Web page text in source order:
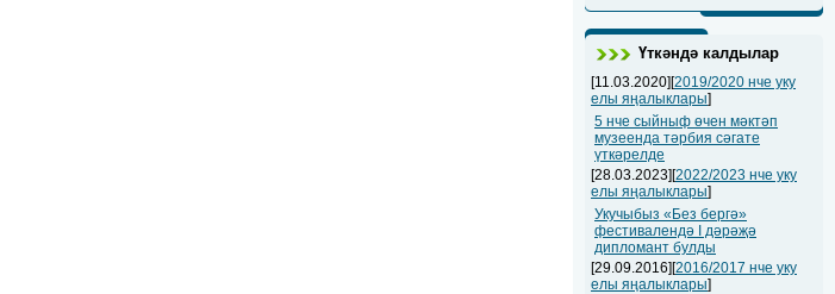
Үткәндә калдылар
[11.03.2020][2019/2020 нче уку
елы яңалыклары]
5 нче сыйныф өчен мәктәп
музеенда тәрбия сәгате
үткәрелде
[28.03.2023][2022/2023 нче уку
елы яңалыклары]
Укучыбыз «Без бергә»
фестивалендә I дәрәҗә
дипломант булды
[29.09.2016][2016/2017 нче уку
елы яңалыклары]